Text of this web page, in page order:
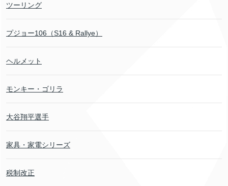
ツーリング
プジョー106（S16 & Rallye）
ヘルメット
モンキー・ゴリラ
大谷翔平選手
家具・家電シリーズ
税制改正